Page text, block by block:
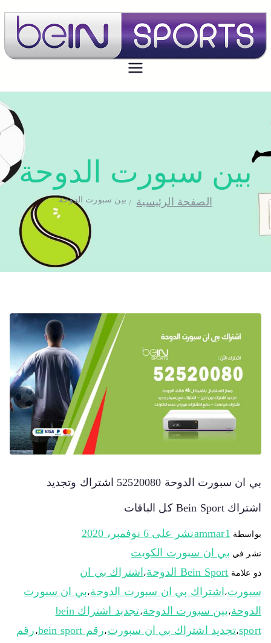
بي ان سبورت الكويت
تجديد اشتراك بي ان سبورت اون لاين
بين سبورت الدوحة
الصفحة الرئيسية بين سبورت الدوحة
بي ان سبورت الدوحة 52520080 اشتراك وتجديد
اشتراك Bein Sport كل الباقات
بواسطة ammar1نشر على 6 نوفمبر، 2020
نشر في بي ان سبورت الكويت
ذو علامة Bein Sport الدوحة ، اشتراك بي ان
سبورت، اشتراك بي ان سبورت الدوحة،بي ان سبورت
الدوحة،بين سبورت الدوحة،
تجديد اشتراك bein
sport،تجديد اشتراك بي ان سبورت ،رقم bein sport ، رقم